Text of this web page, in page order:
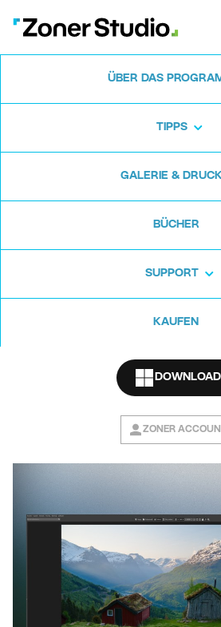
ÜBER DAS
TIPPS
GALERIE &
BÜCHER
SUPPORT
KAUFEN
DOWNLOAD
ZONER
Zoner
Windows